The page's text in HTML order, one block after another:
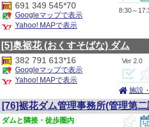
8:30～
691 349 545*70
Googleマップで表示
Yahoo! MAPで表示
[5]奥裾花(おくすそばな) ダム
2.0
施設
382 791 613*16
Googleマップで表示
Yahoo! MAPで表示
[76]裾花ダム管理事務所(管理第二
隣接・徒歩圏内